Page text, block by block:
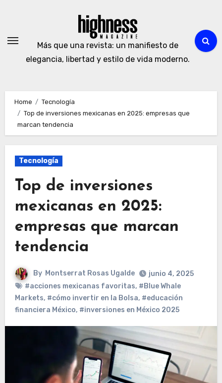
Más que una revista: un manifiesto de
elegancia, libertad y estilo de vida moderno.
Home
Tecnología
Top de inversiones mexicanas en 2025: empresas que
marcan tendencia
Tecnología
Top de inversiones
mexicanas en 2025:
empresas que marcan
tendencia
By Montserrat Rosas Ugalde
junio 4, 2025
#acciones mexicanas favoritas, #Blue Whale
Markets, #cómo invertir en la Bolsa, #educación
financiera México, #inversiones en México 2025